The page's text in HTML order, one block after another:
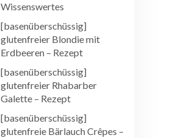
Wissenswertes
[basenüberschüssig]
glutenfreier Blondie mit
Erdbeeren – Rezept
[basenüberschüssig]
glutenfreier Rhabarber
Galette – Rezept
[basenüberschüssig]
glutenfreie Bärlauch Crêpes –